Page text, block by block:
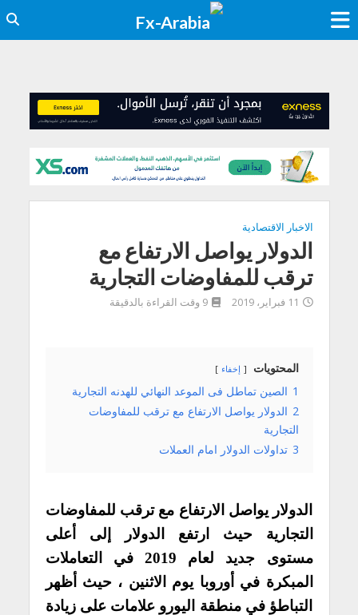
الاخبار الاقتصادية
الدولار يواصل الارتفاع مع
ترقب للمفاوضات التجارية
11 فبراير، 2019 9 وقت القراءة بالدقيقة
المحتويات إخفاء
1 الصين تماطل فى الموعد النهائي للهدنه التجارية
2 الدولار يواصل الارتفاع مع ترقب للمفاوضات
التجارية
3 تداولات الدولار امام العملات
الدولار يواصل الارتفاع مع ترقب للمفاوضات
التجارية حيث ارتفع الدولار إلى أعلى
مستوى جديد لعام 2019 في التعاملات
المبكرة في أوروبا يوم الاثنين ، حيث أظهر
التباطؤ في منطقة اليورو علامات على زيادة